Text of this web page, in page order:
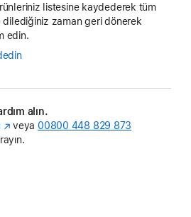
listesine kaydederek tüm
zaman geri dönerek
edin.
alın.
(Yeni
pencerede
veya 00800 448 829 873